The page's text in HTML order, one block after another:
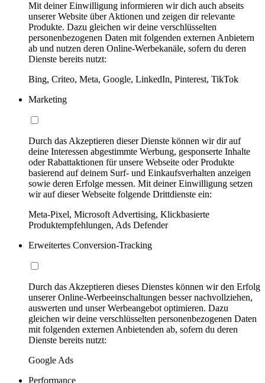
Mit deiner Einwilligung informieren wir dich auch abseits
unserer Website über Aktionen und zeigen dir relevante
Produkte. Dazu gleichen wir deine verschlüsselten
personenbezogenen Daten mit folgenden externen Anbietern
ab und nutzen deren Online-Werbekanäle, sofern du deren
Dienste bereits nutzt:
Bing, Criteo, Meta, Google, LinkedIn, Pinterest, TikTok
Marketing
Durch das Akzeptieren dieser Dienste können wir dir auf
deine Interessen abgestimmte Werbung, gesponserte Inhalte
oder Rabattaktionen für unsere Webseite oder Produkte
basierend auf deinem Surf- und Einkaufsverhalten anzeigen
sowie deren Erfolge messen. Mit deiner Einwilligung setzen
wir auf dieser Webseite folgende Drittdienste ein:
Meta-Pixel, Microsoft Advertising, Klickbasierte
Produktempfehlungen, Ads Defender
Erweitertes Conversion-Tracking
Durch das Akzeptieren dieses Dienstes können wir den Erfolg
unserer Online-Werbeeinschaltungen besser nachvollziehen,
auswerten und unser Werbeangebot optimieren. Dazu
gleichen wir deine verschlüsselten personenbezogenen Daten
mit folgenden externen Anbietenden ab, sofern du deren
Dienste bereits nutzt:
Google Ads
Performance